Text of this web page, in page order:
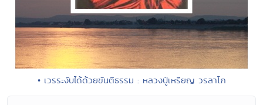
• เวรระงับได้ด้วยขันติธรรม : หลวงปู่เหรียญ วรลาโภ